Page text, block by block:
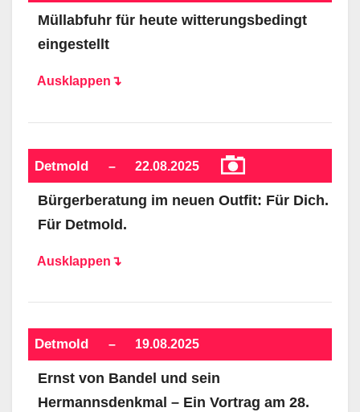
Müllabfuhr für heute witterungsbedingt
eingestellt
Ausklappen↴
Detmold – 22.08.2025
Bürgerberatung im neuen Outfit: Für Dich.
Für Detmold.
Ausklappen↴
Detmold – 19.08.2025
Ernst von Bandel und sein
Hermannsdenkmal – Ein Vortrag am 28.